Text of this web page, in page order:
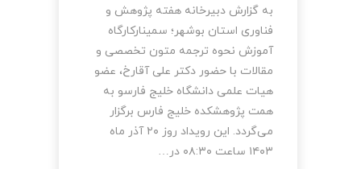
به گزارش دبیرخانه هفته پژوهش و
فناوری استان بوشهر؛ سمینارکارگاه
آموزش نحوه ترجمه متون تخصصی و
مقالات با حضور دکتر علی آقارخ، عضو
هیات علمی دانشگاه خلیج فارسو به
همت پژوهشکده خلیج فارس برگزار
می‌گردد. این رویداد روز ۲۰ آذر ماه
۱۴۰۳ ساعت ۰۸:۳۰ در…